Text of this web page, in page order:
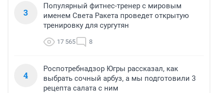
3
Популярный фитнес-тренер с мировым
именем Света Ракета проведет открытую
тренировку для сургутян
17 565 8
4
Роспотребнадзор Югры рассказал, как
выбрать сочный арбуз, а мы подготовили 3
рецепта салата с ним